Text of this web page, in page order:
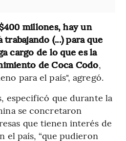
millones, hay un
(...) para que
cargo de lo que es la
de Coca Codo,
para el país", agregó.
especificó que durante la
se concretaron
que tienen interés de
el país, “que pudieron